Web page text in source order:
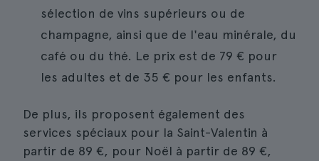
sélection de vins supérieurs ou de
champagne, ainsi que de l'eau minérale, du
café ou du thé. Le prix est de 79 € pour
les adultes et de 35 € pour les enfants.
De plus, ils proposent également des
services spéciaux pour la Saint-Valentin à
partir de 89 €, pour Noël à partir de 89 €,